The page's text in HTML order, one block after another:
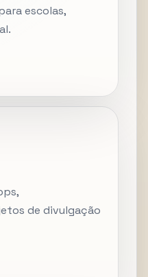
escolas,
de divulgação